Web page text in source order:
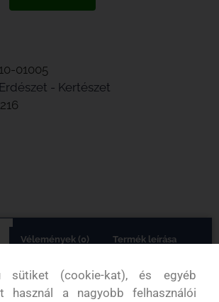
10-01005
Erdészet - Kertészet
216
Vélemények (0) Termék leírása
sütiket (cookie-kat), és egyéb
használ a nagyobb felhasználói